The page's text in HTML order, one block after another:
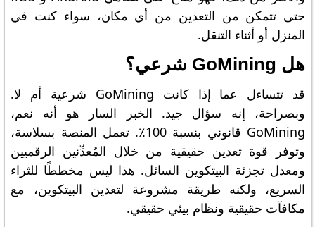
حتى تتمكن من التعدين من أي مكان، سواء كنت في
المنزل أو أثناء التنقل.
هل GoMining شرعي؟
قد تتساءل عما إذا كانت GoMining شرعية أم لا.
وبصراحة، إنه سؤال جيد. الخبر السار هو أنه نعم،
GoMining قانوني بنسبة 100٪. تعمل المنصة بسلاسة،
وتوفر قوة تعدين حقيقية من خلال المُعدِّنين الرقميين
ومعدل تجزئة البيتكوين السائل. هذا ليس مخططًا للثراء
السريع، ولكنه طريقة مشروعة لتعدين البيتكوين، مع
مكافآت حقيقية ونظام بيئي حقيقي.